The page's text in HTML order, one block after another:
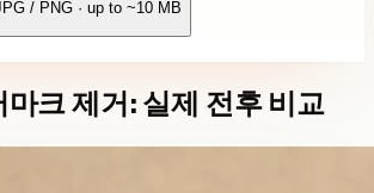
/ PNG · up to ~10 MB
크 제거: 실제 전후 비교